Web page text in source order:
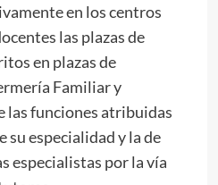
en los centros
las plazas de
en plazas de
Familiar y
las funciones atribuidas
su especialidad y la de
especialistas por la vía